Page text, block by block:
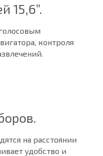
15,6”.
контроля
на расстоянии
удобство и